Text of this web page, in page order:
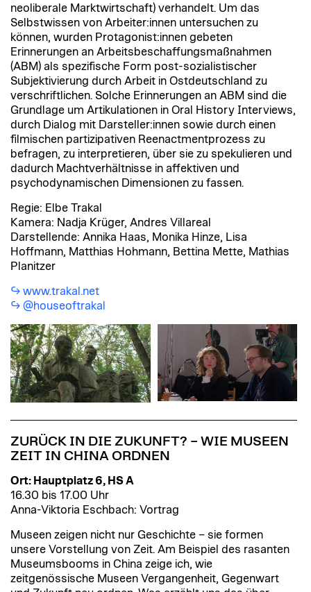
neoliberale Marktwirtschaft) verhandelt. Um das
Selbstwissen von Arbeiter:innen untersuchen zu
können, wurden Protagonist:innen gebeten
Erinnerungen an Arbeitsbeschaffungsmaßnahmen
(ABM) als spezifische Form post-sozialistischer
Subjektivierung durch Arbeit in Ostdeutschland zu
verschriftlichen. Solche Erinnerungen an ABM sind die
Grundlage um Artikulationen in Oral History Interviews,
durch Dialog mit Darsteller:innen sowie durch einen
filmischen partizipativen Reenactmentprozess zu
befragen, zu interpretieren, über sie zu spekulieren und
dadurch Machtverhältnisse in affektiven und
psychodynamischen Dimensionen zu fassen.
Regie: Elbe Trakal
Kamera: Nadja Krüger, Andres Villareal
Darstellende: Annika Haas, Monika Hinze, Lisa
Hoffmann, Matthias Hohmann, Bettina Mette, Mathias
Planitzer
www.trakal.net
@houseoftrakal
ZURÜCK IN DIE ZUKUNFT? – WIE MUSEEN
ZEIT IN CHINA ORDNEN
Ort: Hauptplatz 6, HS A
16.30 bis 17.00 Uhr
Anna-Viktoria Eschbach: Vortrag
Museen zeigen nicht nur Geschichte – sie formen
unsere Vorstellung von Zeit. Am Beispiel des rasanten
Museumsbooms in China zeige ich, wie
zeitgenössische Museen Vergangenheit, Gegenwart